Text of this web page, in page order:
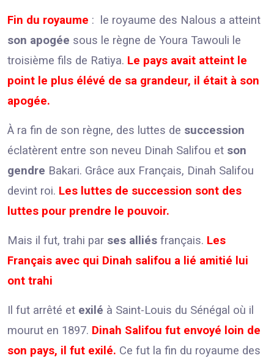
Fin du royaume : le royaume des Nalous a atteint
son apogée sous le règne de Youra Tawouli le
troisième fils de Ratiya. Le pays avait atteint le
point le plus élévé de sa grandeur, il était à son
apogée.
À ra fin de son règne, des luttes de succession
éclatèrent entre son neveu Dinah Salifou et son
gendre Bakari. Grâce aux Français, Dinah Salifou
devint roi. Les luttes de succession sont des
luttes pour prendre le pouvoir.
Mais il fut, trahi par ses alliés français. Les
Français avec qui Dinah salifou a lié amitié lui
ont trahi
Il fut arrêté et exilé à Saint-Louis du Sénégal où il
mourut en 1897. Dinah Salifou fut envoyé loin de
son pays, il fut exilé. Ce fut la fin du royaume des